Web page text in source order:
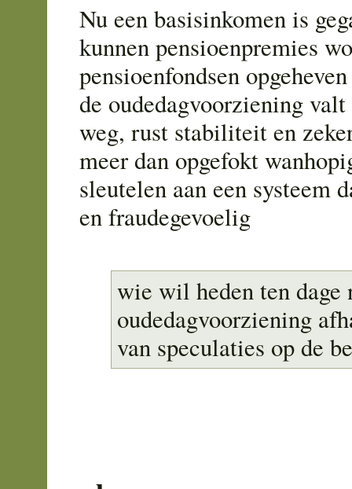
Nu een basisinkomen is
kunnen pensioenpremies
pensioenfondsen
de oudedagvoorziening
weg, rust stabiliteit en
meer dan opgefokt
sleutelen aan een systeem
en fraudegevoelig
wie wil heden ten dage
oudedagvoorziening
van speculaties op de